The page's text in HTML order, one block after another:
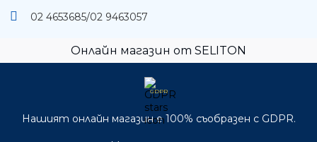
02 4653685/02 9463057
Онлайн магазин от SELITON
GDPR
Нашият онлайн магазин е 100% съобразен с GDPR.